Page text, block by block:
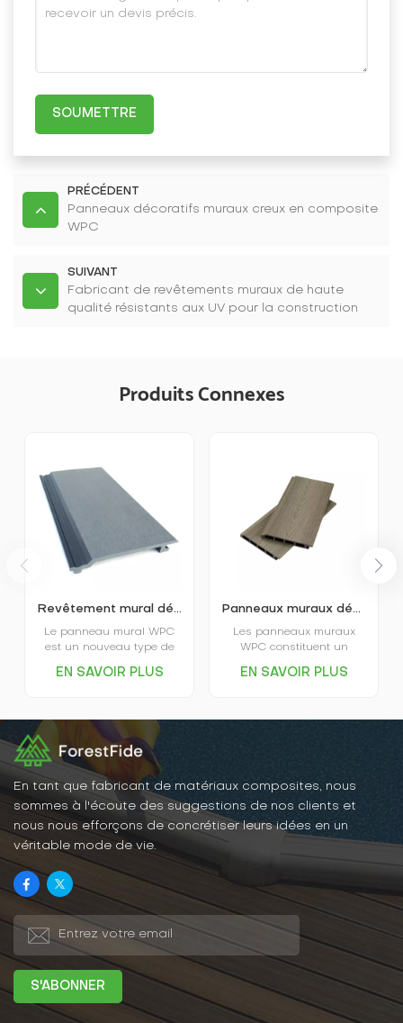
SOUMETTRE
PRÉCÉDENT
Panneaux décoratifs muraux creux en composite
WPC
SUIVANT
Fabricant de revêtements muraux de haute
qualité résistants aux UV pour la construction
Produits Connexes
Revêtement mural décoratif extérieur en WPC
Le panneau mural WPC
est un nouveau type de
écologique, principalement
végétale) comme matériau
de base, mélangé à des
matériaux polymères
thermoplastiques
(plastiques) et à des
adjuvants de traitement,
travers un équipement de
moule.
EN SAVOIR PLUS
Panneaux muraux décoratifs extrudés creux pour jardin
Les panneaux muraux
WPC constituent un
de construction qui allie
ainsi à la préservation
des forêts.
EN SAVOIR PLUS
En tant que fabricant de matériaux composites, nous
sommes à l'écoute des suggestions de nos clients et
nous nous efforçons de concrétiser leurs idées en un
véritable mode de vie.